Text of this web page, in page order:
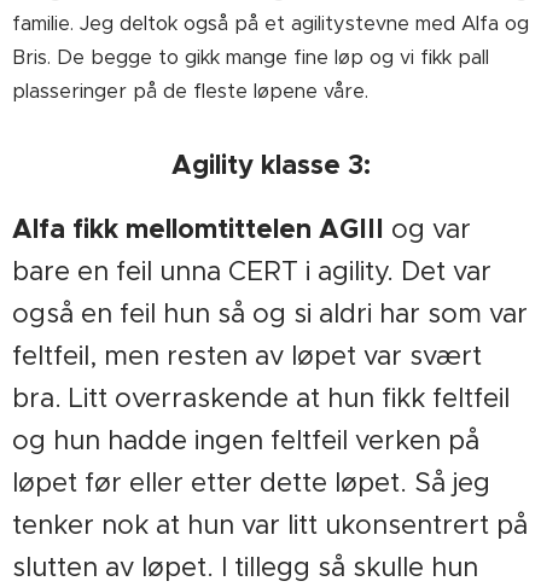
familie. Jeg deltok også på et agilitystevne med Alfa og
Bris. De begge to gikk mange fine løp og vi fikk pall
plasseringer på de fleste løpene våre.
Agility klasse 3:
Alfa fikk mellomtittelen AGIII og var
bare en feil unna CERT i agility. Det var
også en feil hun så og si aldri har som var
feltfeil, men resten av løpet var svært
bra. Litt overraskende at hun fikk feltfeil
og hun hadde ingen feltfeil verken på
løpet før eller etter dette løpet. Så jeg
tenker nok at hun var litt ukonsentrert på
slutten av løpet. I tillegg så skulle hun